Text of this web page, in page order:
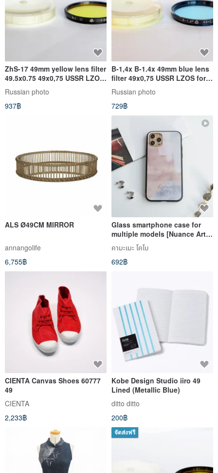
ZhS-17 49mm yellow lens filter
49.5x0.75 49x0,75 USSR LZOS
for Helios-44-2 boxed
Russian photo
937฿
B-1,4x B-1.4x 49mm blue lens
filter 49x0,75 USSR LZOS for
Helios-44-2 box
Russian photo
729฿
ALS Ø49CM MIRROR
annangolife
6,755฿
Glass smartphone case for
multiple models [Nuance Art
Personalization] Smartphone
ring, dull color, art, text,
iPhone JI49U
คามะเมะ โคโบ
692฿
CIENTA Canvas Shoes 60777
49
CIENTA
2,233฿
Kobe Design Studio iiro 49
Lined (Metallic Blue)
ditto ditto
200฿
จัดส่งฟรี